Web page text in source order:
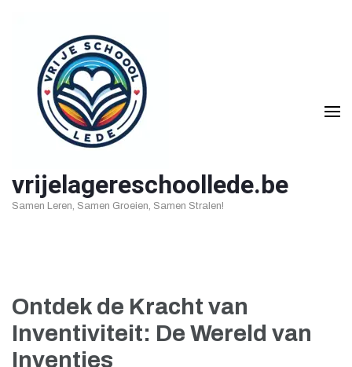
inhoud
vrijelagereschoollede.be
Samen Leren, Samen Groeien, Samen Stralen!
Ontdek de Kracht van
Inventiviteit: De Wereld van
Inventies